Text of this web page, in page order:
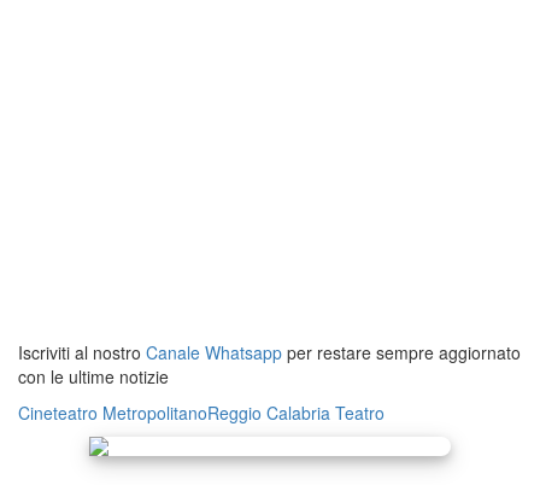
Iscriviti al nostro Canale Whatsapp per restare sempre aggiornato
con le ultime notizie
Cineteatro MetropolitanoReggio Calabria Teatro